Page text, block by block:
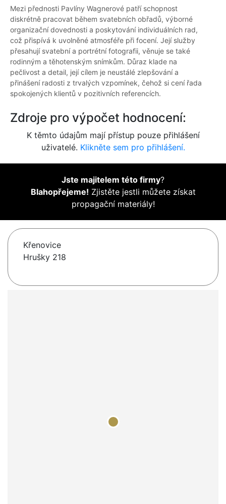
Mezi přednosti Pavlíny Wagnerové patří schopnost
diskrétně pracovat během svatebních obřadů, výborné
organizační dovednosti a poskytování individuálních rad,
což přispívá k uvolněné atmosféře při focení. Její služby
přesahují svatební a portrétní fotografii, věnuje se také
rodinným a těhotenským snímkům. Důraz klade na
pečlivost a detail, její cílem je neustálé zlepšování a
přinášení radosti z trvalých vzpomínek, čehož si cení řada
spokojených klientů v pozitivních referencích.
Zdroje pro výpočet hodnocení:
K těmto údajům mají přístup pouze přihlášení
uživatelé. Klikněte sem pro přihlášení.
Jste majitelem této firmy?
Blahopřejeme! Zjistěte jestli můžete získat
propagační materiály!
Křenovice
Hrušky 218